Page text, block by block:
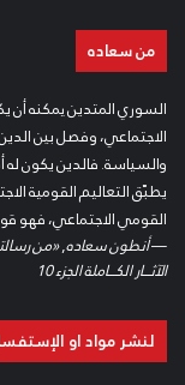
من سعاده
السوري المتدين يمكنه أن
الاجتماعي، وفصل بين
والسياسة. فالدين يكون
يطبّق التعاليم القومية
القومي الاجتماعي، فهو
—أنطون سعاده,
الآثـــار الكـــاملة الجزء 10
لنشر مواد او